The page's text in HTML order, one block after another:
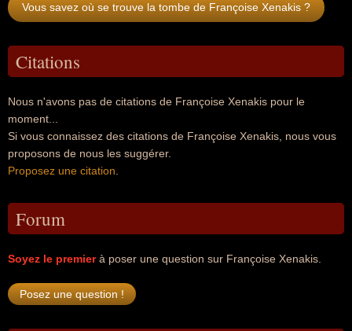
Vous savez où se trouve la tombe de Françoise Xenakis ?
Citations
Nous n'avons pas de citations de Françoise Xenakis pour le
moment...
Si vous connaissez des citations de Françoise Xenakis, nous vous
proposons de nous les suggérer.
Proposez une citation
Forum
Soyez le premierà poser une question sur Françoise Xenakis.